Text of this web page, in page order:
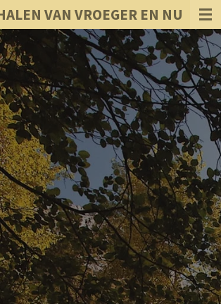
VAN VROEGER EN NU